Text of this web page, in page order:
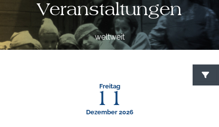
Veranstaltungen
weltweit
Freitag
11
Dezember 2026